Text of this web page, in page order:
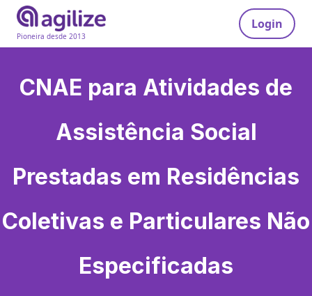
Pioneira desde 2013
Login
CNAE para Atividades de
Assistência Social
Prestadas em Residências
Coletivas e Particulares Não
Especificadas